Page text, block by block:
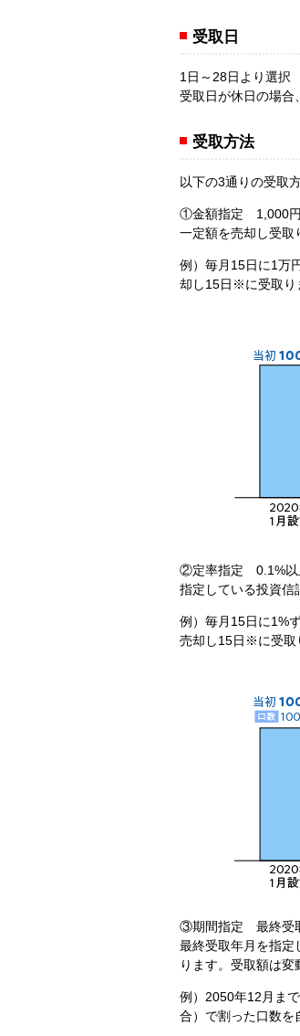
受取日
1日～28日より選択
受取日が休日の場合
受取方法
以下の3通りの受取
①金額指定 1,000円
一定額を売却し受取
例）毎月15日に1万
却し15日※に受取り
②定率指定 0.1%以
指定している投資信
例）毎月15日に1%
売却し15日※に受取
③期間指定 最終受
最終受取年月を指定
ります。受取額は
例）2050年12月ま
合）で割った口数を